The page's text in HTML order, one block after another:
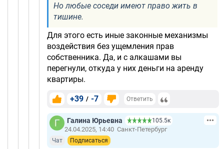
Но любые соседи имеют право жить в
тишине.
Для этого есть иные законные механизмы
воздействия без ущемления прав
собственника. Да, и с алкашами вы
перегнули, откуда у них деньги на аренду
квартиры.
+39 / -7 Ответить
Галина Юрьевна 105.5к
24.04.2025, 14:40 Санкт-Петербург
Чат Подписаться